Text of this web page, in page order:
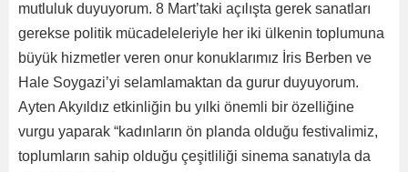
mutluluk duyuyorum. 8 Mart’taki açılışta gerek sanatları
gerekse politik mücadeleleriyle her iki ülkenin toplumuna
büyük hizmetler veren onur konuklarımız İris Berben ve
Hale Soygazi’yi selamlamaktan da gurur duyuyorum.
Ayten Akyıldız etkinliğin bu yılki önemli bir özelliğine
vurgu yaparak “kadınların ön planda olduğu festivalimiz,
toplumların sahip olduğu çeşitliliği sinema sanatıyla da